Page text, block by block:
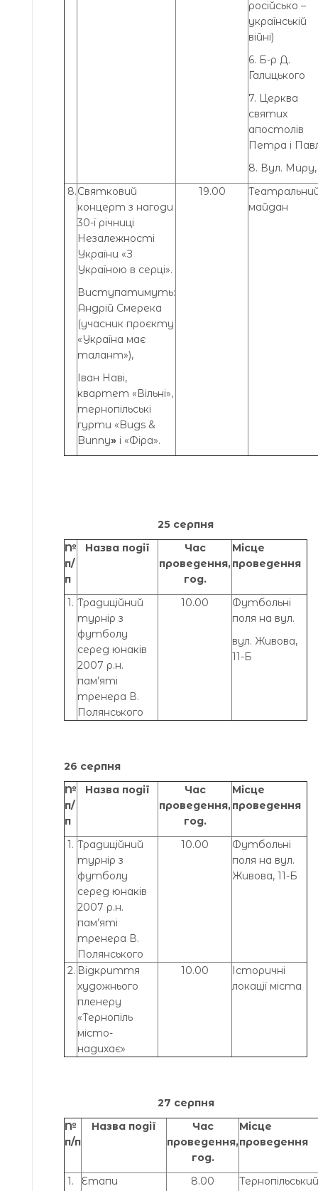
російсько –
українській
війні)
6. Б-р Д.
Галицького
7. Церква
святих
апостолів
Петра і
8. Вул. Миру,
8.Святковий
концерт з нагоди
30-ї річниці
Незалежності
України «З
Україною в серці».
Виступатимуть:
Андрій Смерека
(учасник проєкту
«Україна має
талант»),
Іван Наві,
квартет «Вільні»,
тернопільські
гурти «Bugs &
Bunny» і «Фіра».
19.00
майдан
25 серпня
№
п/
п
Назва події
Час
проведення,
год.
Місце
проведення
1. Традиційний
турнір з
футболу
серед юнаків
2007 р.н.
пам’яті
тренера В.
Полянського
10.00
Футбольні
поля на вул.
вул. Живова,
11-Б
26 серпня
№
п/
п
Назва події
Час
проведення,
год.
Місце
проведення
1. Традиційний
турнір з
футболу
серед юнаків
2007 р.н.
пам’яті
тренера В.
Полянського
10.00
Футбольні
поля на вул.
Живова, 11-Б
2. Відкриття
художнього
пленеру
«Тернопіль
місто-
надихає»
10.00
Історичні
локації міста
27 серпня
№
п/п
Назва події
Час
проведення,
год.
Місце
проведення
1.
Етапи
8.00
Тернопільський